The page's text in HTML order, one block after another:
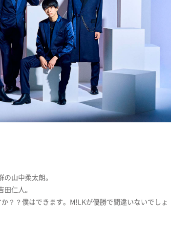
山中柔太朗。
仁人。
？？僕はできます。M!LKが優勝で間違いないでしょ